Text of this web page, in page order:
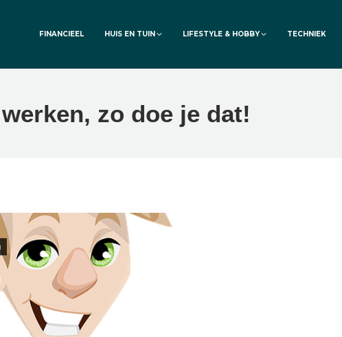
FINANCIEEL HUIS EN TUIN LIFESTYLE & HOBBY TECHNIEK
zo doe je dat!